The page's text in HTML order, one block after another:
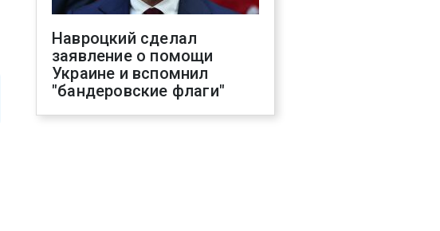
Навроцкий сделал
заявление о помощи
Украине и вспомнил
"бандеровские флаги"